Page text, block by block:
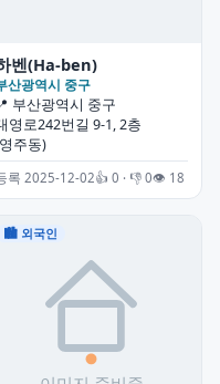
벤(Ha-ben)
산광역시 중구
부산광역시 중구
영로242번길 9-1, 2층
주동)
록 2025-12-02👍 0 · 👎 0👁 18
🏙 외국인